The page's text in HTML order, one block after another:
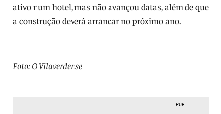
ativo num hotel, mas não avançou datas, além de que
a construção deverá arrancar no próximo ano.
Foto: O Vilaverdense
PUB